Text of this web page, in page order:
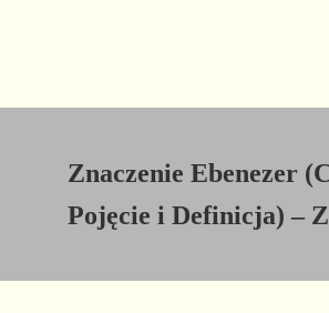
Znaczenie Ebenezer
Pojęcie i Definicja) –